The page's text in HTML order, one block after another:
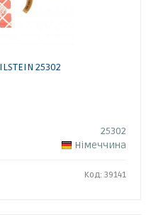
25302
25302
Німеччина
Код: 39141